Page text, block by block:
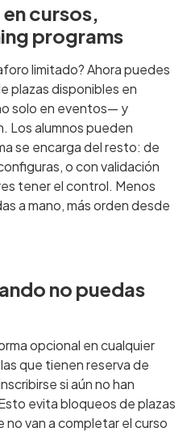
cursos,
programs
limitado? Ahora puedes
plazas disponibles en
solo en eventos— y
Los alumnos pueden
se encarga del resto: de
o con validación
tener el control. Menos
a mano, más orden desde
no puedas
opcional en cualquier
que tienen reserva de
si aún no han
evita bloqueos de plazas
van a completar el curso